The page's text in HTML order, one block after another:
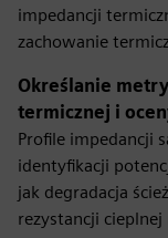
impedancji
zachowanie
Określanie
termicznej i
Profile impedancji
identyfikacji
jak degradacja
rezystancji cieplnej